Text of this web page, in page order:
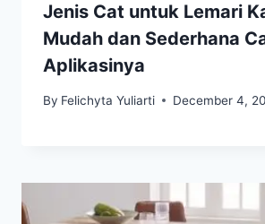
Jenis Cat untuk Lemari
Mudah dan Sederhana
Aplikasinya
By Felichyta Yuliarti December 4,